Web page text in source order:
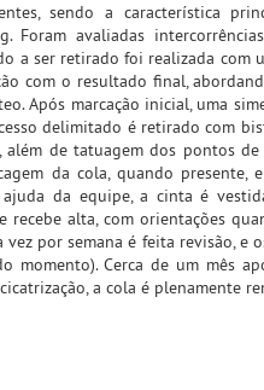
sendo a característica
avaliadas
a ser retirado foi realizada com
com o resultado final,
Após marcação inicial, uma
delimitado é retirado com
de tatuagem dos pontos
da cola, quando presente,
da equipe, a cinta é
alta, com orientações
por semana é feita revisão, e
Cerca de um mês
a cola é plenamente